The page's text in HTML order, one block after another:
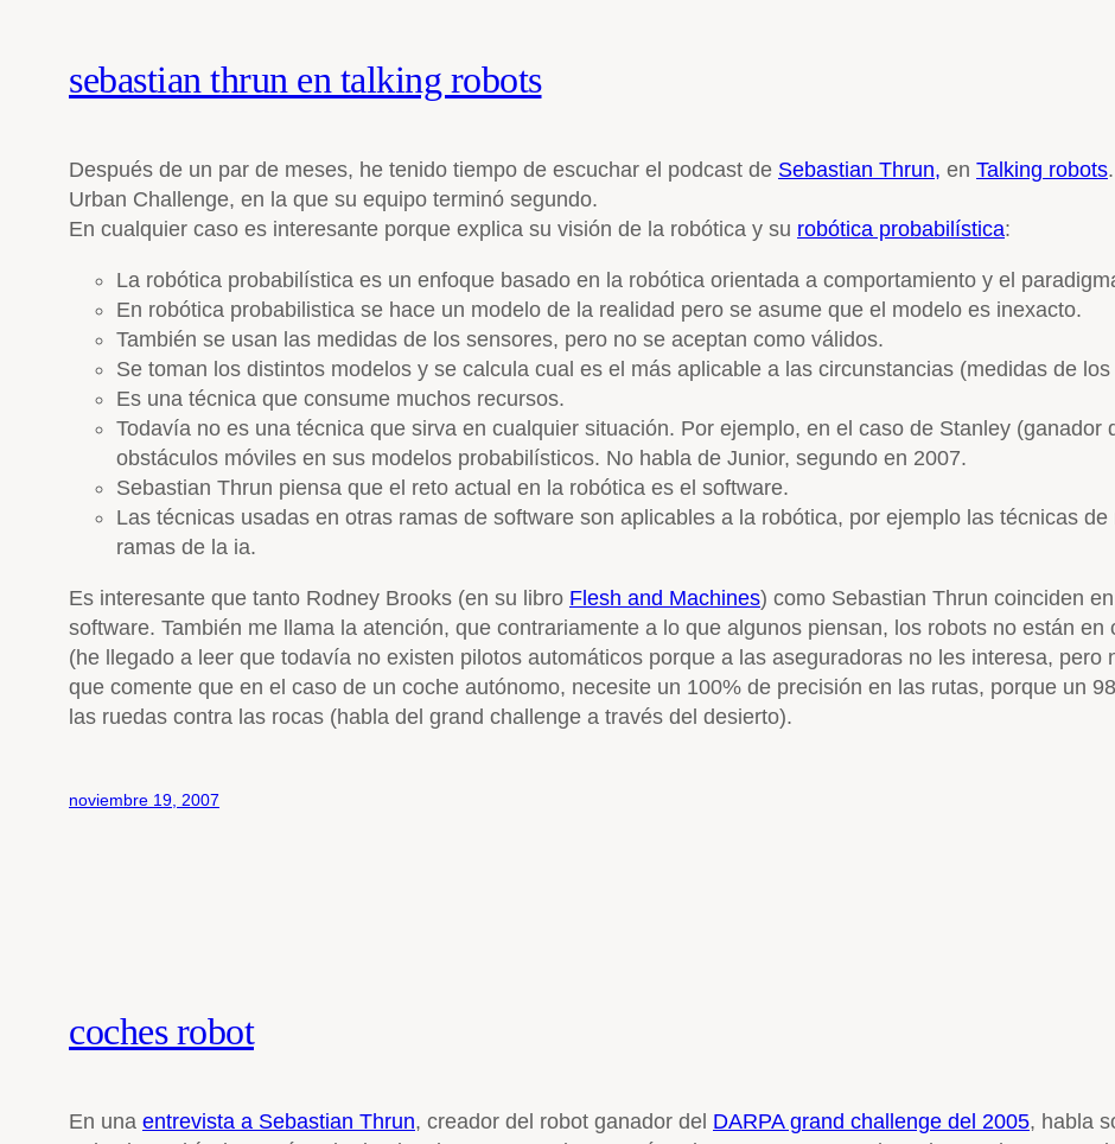
sebastian thrun en talking robots
Después de un par de meses, he tenido tiempo de escuchar el podcast de Sebastian Thrun, en Talking robots
Urban Challenge, en la que su equipo terminó segundo.
En cualquier caso es interesante porque explica su visión de la robótica y su robótica probabilística:
La robótica probabilística es un enfoque basado en la robótica orientada a comportamiento y el
En robótica probabilistica se hace un modelo de la realidad pero se asume que el modelo es inexacto.
También se usan las medidas de los sensores, pero no se aceptan como válidos.
Se toman los distintos modelos y se calcula cual es el más aplicable a las circunstancias (medidas de
Es una técnica que consume muchos recursos.
Todavía no es una técnica que sirva en cualquier situación. Por ejemplo, en el caso de Stanley
obstáculos móviles en sus modelos probabilísticos. No habla de Junior, segundo en 2007.
Sebastian Thrun piensa que el reto actual en la robótica es el software.
Las técnicas usadas en otras ramas de software son aplicables a la robótica, por ejemplo las técnicas
ramas de la ia.
Es interesante que tanto Rodney Brooks (en su libro Flesh and Machines) como Sebastian Thrun coinciden
software. También me llama la atención, que contrariamente a lo que algunos piensan, los robots no están
(he llegado a leer que todavía no existen pilotos automáticos porque a las aseguradoras no les interesa,
que comente que en el caso de un coche autónomo, necesite un 100% de precisión en las rutas, porque un
las ruedas contra las rocas (habla del grand challenge a través del desierto).
noviembre 19, 2007
coches robot
En una entrevista a Sebastian Thrun, creador del robot ganador del DARPA grand challenge del 2005, habla